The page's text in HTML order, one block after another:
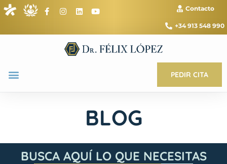
Contacto
+34 913 548 990
PEDIR CITA
BLOG
BUSCA AQUÍ LO QUE NECESITAS